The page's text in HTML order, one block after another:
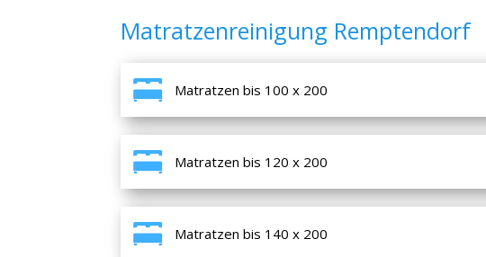
Matratzenreinigung Remptendorf
Matratzen bis 100 x 200
Matratzen bis 120 x 200
Matratzen bis 140 x 200